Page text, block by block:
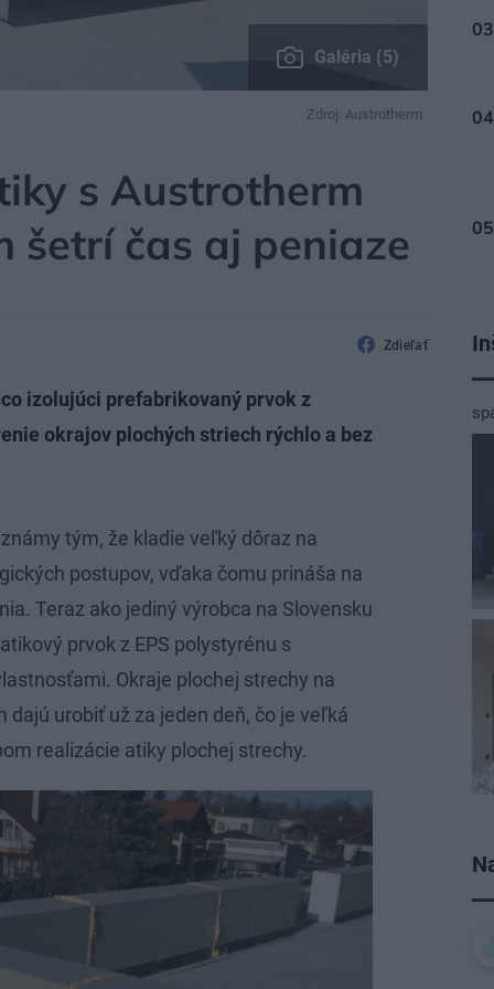
Galéria (5)
Zdroj: Austrotherm
s Austrotherm
šetrí čas aj peniaze
Zdieľať
izolujúci prefabrikovaný prvok z
okrajov plochých striech rýchlo a bez
tým, že kladie veľký dôraz na
postupov, vďaka čomu prináša na
Teraz ako jediný výrobca na Slovensku
prvok z EPS polystyrénu s
Okraje plochej strechy na
urobiť už za jeden deň, čo je veľká
realizácie atiky plochej strechy.